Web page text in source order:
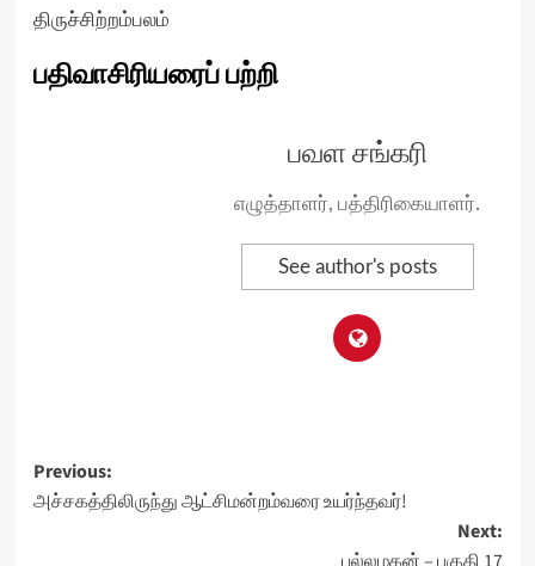
திருச்சிற்றம்பலம்
பதிவாசிரியரைப் பற்றி
பவள சங்கரி
எழுத்தாளர், பத்திரிகையாளர்.
See author's posts
Post
navigation
Previous:
அச்சகத்திலிருந்து ஆட்சிமன்றம்வரை உயர்ந்தவர்!
Next: